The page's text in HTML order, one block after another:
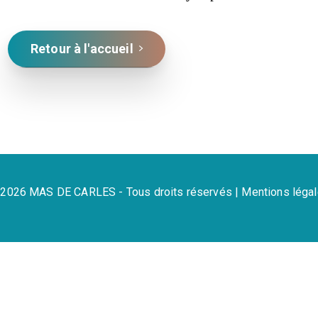
Retour à l'accueil
MAS DE CARLES - Tous droits réservés | Mentions